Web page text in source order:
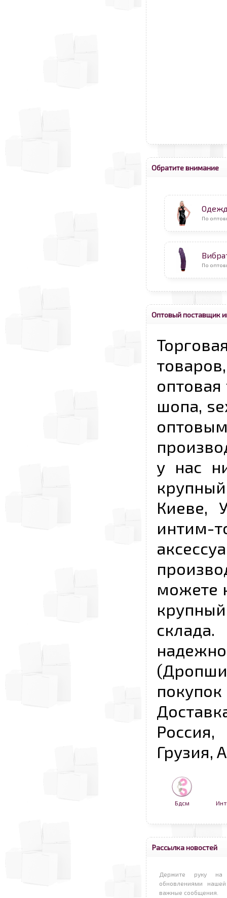
Обратите внимание
По
По
Оптовый поставщик
шопа,
у нас
Киеве,
можете
Грузия,
Бдсм
Рассылка новостей
Держите руку на
обновлениями
важные сообщения.